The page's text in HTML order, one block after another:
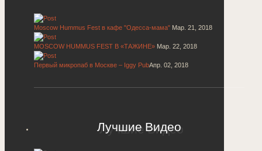
Moscow Hummus Fest в кафе "Одесса-мама" Мар. 21, 2018
MOSCOW HUMMUS FEST В «ТАЖИНЕ» Мар. 22, 2018
Первый микропаб в Москве – Iggy PubАпр. 02, 2018
Лучшие Видео